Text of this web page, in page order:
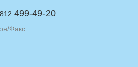
499-49-20
Факс